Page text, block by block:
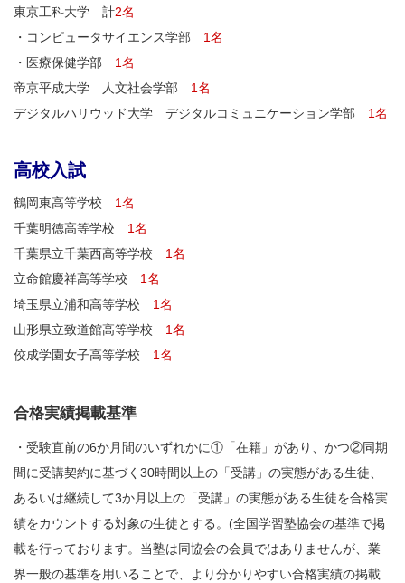
東京工科大学 計2名
・コンピュータサイエンス学部 1名
・医療保健学部 1名
帝京平成大学 人文社会学部 1名
デジタルハリウッド大学 デジタルコミュニケーション学部 1名
高校入試
鶴岡東高等学校 1名
千葉明徳高等学校 1名
千葉県立千葉西高等学校 1名
立命館慶祥高等学校 1名
埼玉県立浦和高等学校 1名
山形県立致道館高等学校 1名
佼成学園女子高等学校 1名
合格実績掲載基準
・受験直前の6か月間のいずれかに①「在籍」があり、かつ②同期
間に受講契約に基づく30時間以上の「受講」の実態がある生徒、
あるいは継続して3か月以上の「受講」の実態がある生徒を合格実
績をカウントする対象の生徒とする。(全国学習塾協会の基準で掲
載を行っております。当塾は同協会の会員ではありませんが、業
界一般の基準を用いることで、より分かりやすい合格実績の掲載